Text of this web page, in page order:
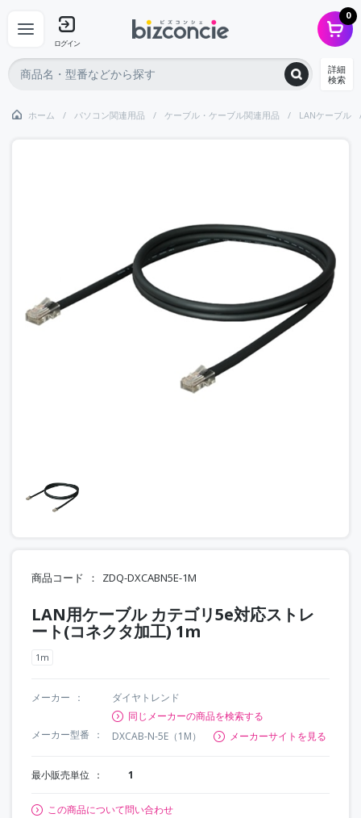
ログイン
0
詳細
検索
ホーム パソコン関連用品 ケーブル・ケーブル関連用品 LANケーブル
商品コード ZDQ-DXCABN5E-1M
LAN用ケーブル カテゴリ5e対応ストレ
ート(コネクタ加工) 1m
1m
メーカー
ダイヤトレンド
同じメーカーの商品を検索する
メーカー型番
DXCAB-N-5E（1M） メーカーサイトを見る
最小販売単位 1
この商品について問い合わせ